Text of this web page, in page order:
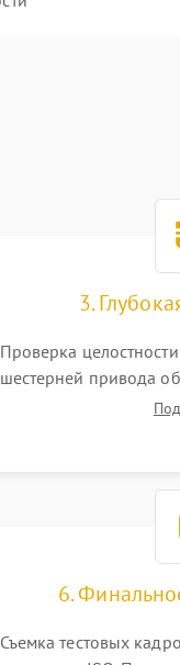
3.
Проверка
шестерней привода
материнской платы,
6.
Съемка тестовых